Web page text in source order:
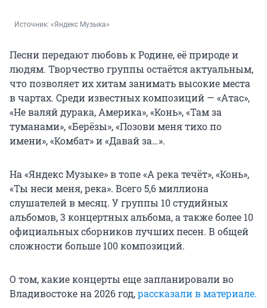
Источник: «Яндекс Музыка»
Песни передают любовь к Родине, её природе и
людям. Творчество группы остаётся актуальным,
что позволяет их хитам занимать высокие места
в чартах. Среди известных композиций — «Атас»,
«Не валяй дурака, Америка», «Конь», «Там за
туманами», «Берёзы», «Позови меня тихо по
имени», «Комбат» и «Давай за…».
На «Яндекс Музыке» в топе «А река течёт», «Конь»,
«Ты неси меня, река». Всего 5,6 миллиона
слушателей в месяц. У группы 10 студийных
альбомов, 3 концертных альбома, а также более 10
официальных сборников лучших песен. В общей
сложности больше 100 композиций.
О том, какие концерты еще запланировали во
Владивостоке на 2026 год,рассказали в материале.